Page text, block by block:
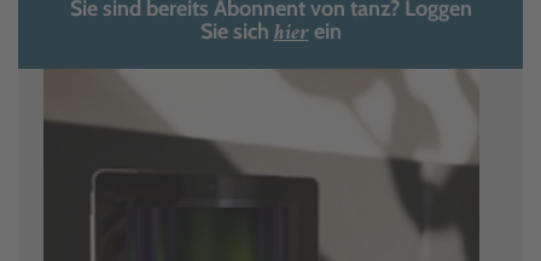
Sie sind bereits Abonnent von tanz? Loggen
Sie sich hierein